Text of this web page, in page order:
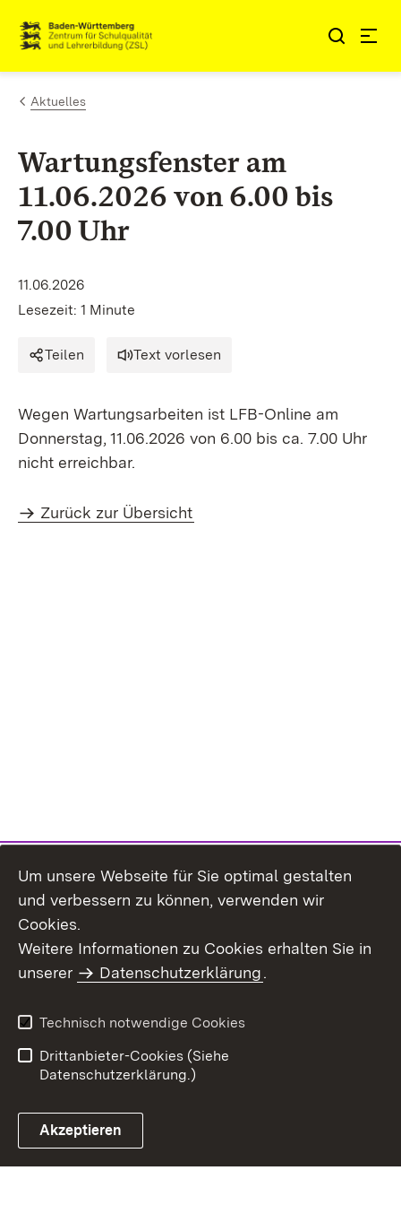
Zum Inhalt springen
Aktuelles
Wartungsfenster am
11.06.2026 von 6.00 bis
7.00 Uhr
11.06.2026
Lesezeit: 1 Minute
Teilen Text vorlesen
Wegen Wartungsarbeiten ist LFB-Online am
Donnerstag, 11.06.2026 von 6.00 bis ca. 7.00 Uhr
nicht erreichbar.
Zurück zur Übersicht
Benutzungshinweise
Erklärung zur
Um unsere Webseite für Sie optimal gestalten
und verbessern zu können, verwenden wir
Cookies.
Weitere Informationen zu Cookies erhalten Sie in
unserer
Datenschutzerklärung.
Technisch notwendige Cookies
Drittanbieter-Cookies (Siehe
Datenschutzerklärung.)
Akzeptieren